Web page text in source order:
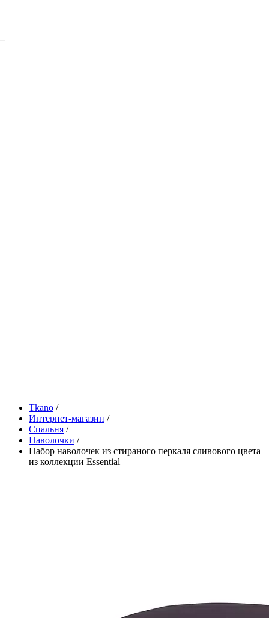
Tkano /
Интернет-магазин /
Спальня /
Наволочки /
Набор наволочек из стираного перкаля сливового цвета
из коллекции Essential